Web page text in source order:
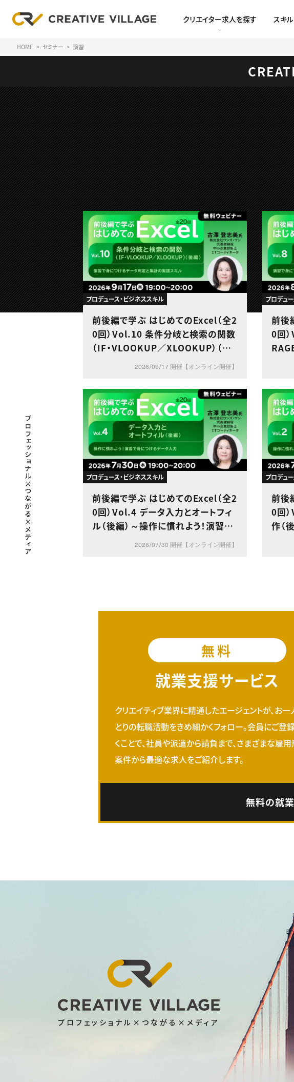
クリエイター求人を探す スキ
HOME セミナー 演習
プロフェッショナル×つながる×メディア
プロデュース・ビジネススキル
前後編で学ぶ はじめてのExcel（全2
0回）Vol.10 条件分岐と検索の関数
（IF・VLOOKUP／XLOOKUP）（後
編）～演習で身につけるデータ判定
2026/09/17 開催【オンライン開催】
プロデュ
前後
0回
で
プロデュース・ビジネススキル
前後編で学ぶ はじめてのExcel（全2
0回）Vol.4 データ入力とオートフィ
ル（後編）～操作に慣れよう！演習で
身につけるデータ入力～
2026/07/30 開催【オンライン開催】
プロデュ
前後
0回
作（
身
無料
就業支援サービス
クリエイティブ業界に精通したエージェントが、お
とりの転職活動をきめ細かくフォロー。会員にご登
くことで、社員や派遣から請負まで、さまざまな雇
案件から最適な求人をご紹介します。
無料の就
プロフェッショナル×つながる×メディア